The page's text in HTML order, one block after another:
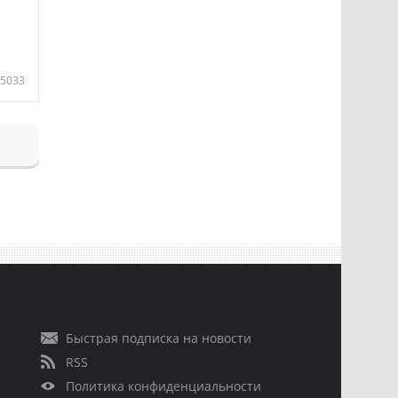
5033
Быстрая подписка на новости
RSS
Политика конфиденциальности